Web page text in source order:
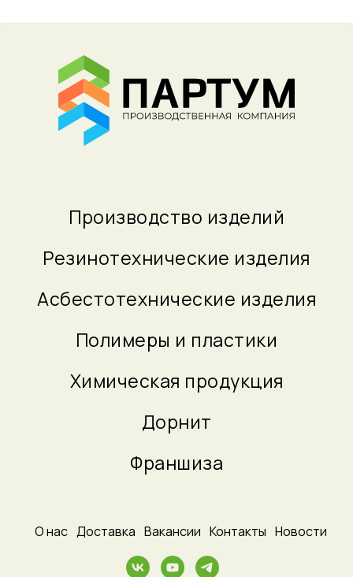
Производство изделий
Резинотехнические изделия
Асбестотехнические изделия
Полимеры и пластики
Химическая продукция
Дорнит
Франшиза
О нас Доставка Вакансии Контакты Новости